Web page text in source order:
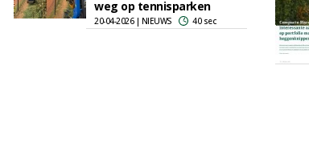
weg op tennisparken
20-04-2026 | NIEUWS 40 sec